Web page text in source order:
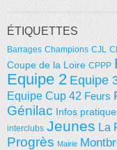
ÉTIQUETTES
Barrages Champions CJL
Coupe de la Loire CPPP
Equipe 2 Equipe
Equipe Cup 42 Feurs
Génilac Infos
interclubs Jeunes La
Progrès Mairie